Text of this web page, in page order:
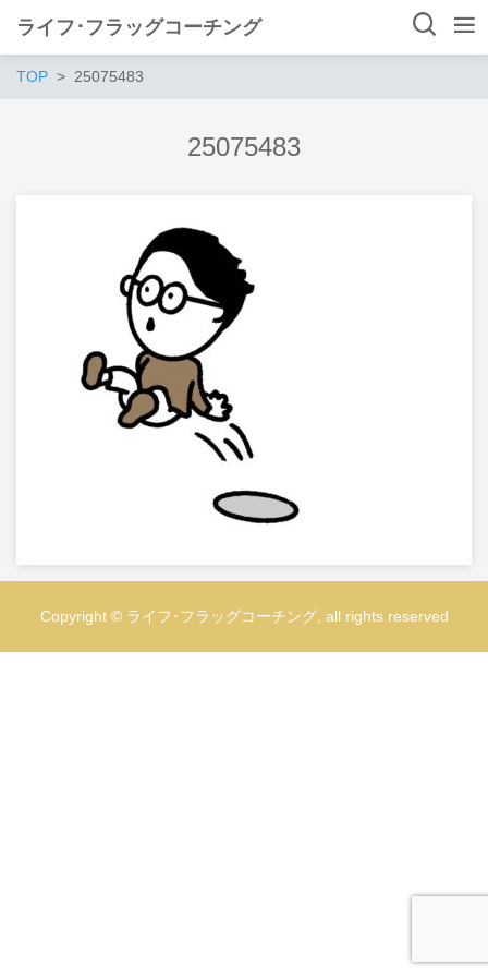
ライフ･フラッグコーチング
TOP 25075483
25075483
Copyright © ライフ･フラッグコーチング, all rights reserved